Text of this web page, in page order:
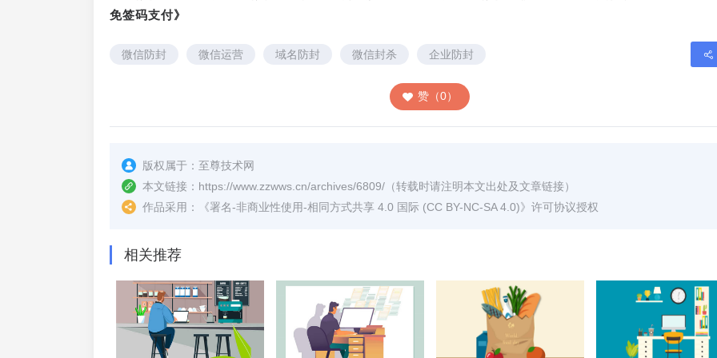
免签码支付》
微信防封 微信运营 域名防封 微信封杀 企业防封
赞（0）
版权属于： 至尊技术网
本文链接： https://www.zzwws.cn/archives/6809/ （转载时请注明本文出处及文章链接）
作品采用：
《署名-非商业性使用-相同方式共享 4.0 国际 (CC BY-NC-SA 4.0)》许可协议授权
相关推荐